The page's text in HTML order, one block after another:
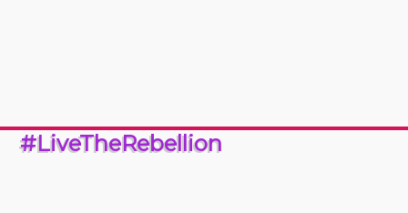
#LiveTheRebellion